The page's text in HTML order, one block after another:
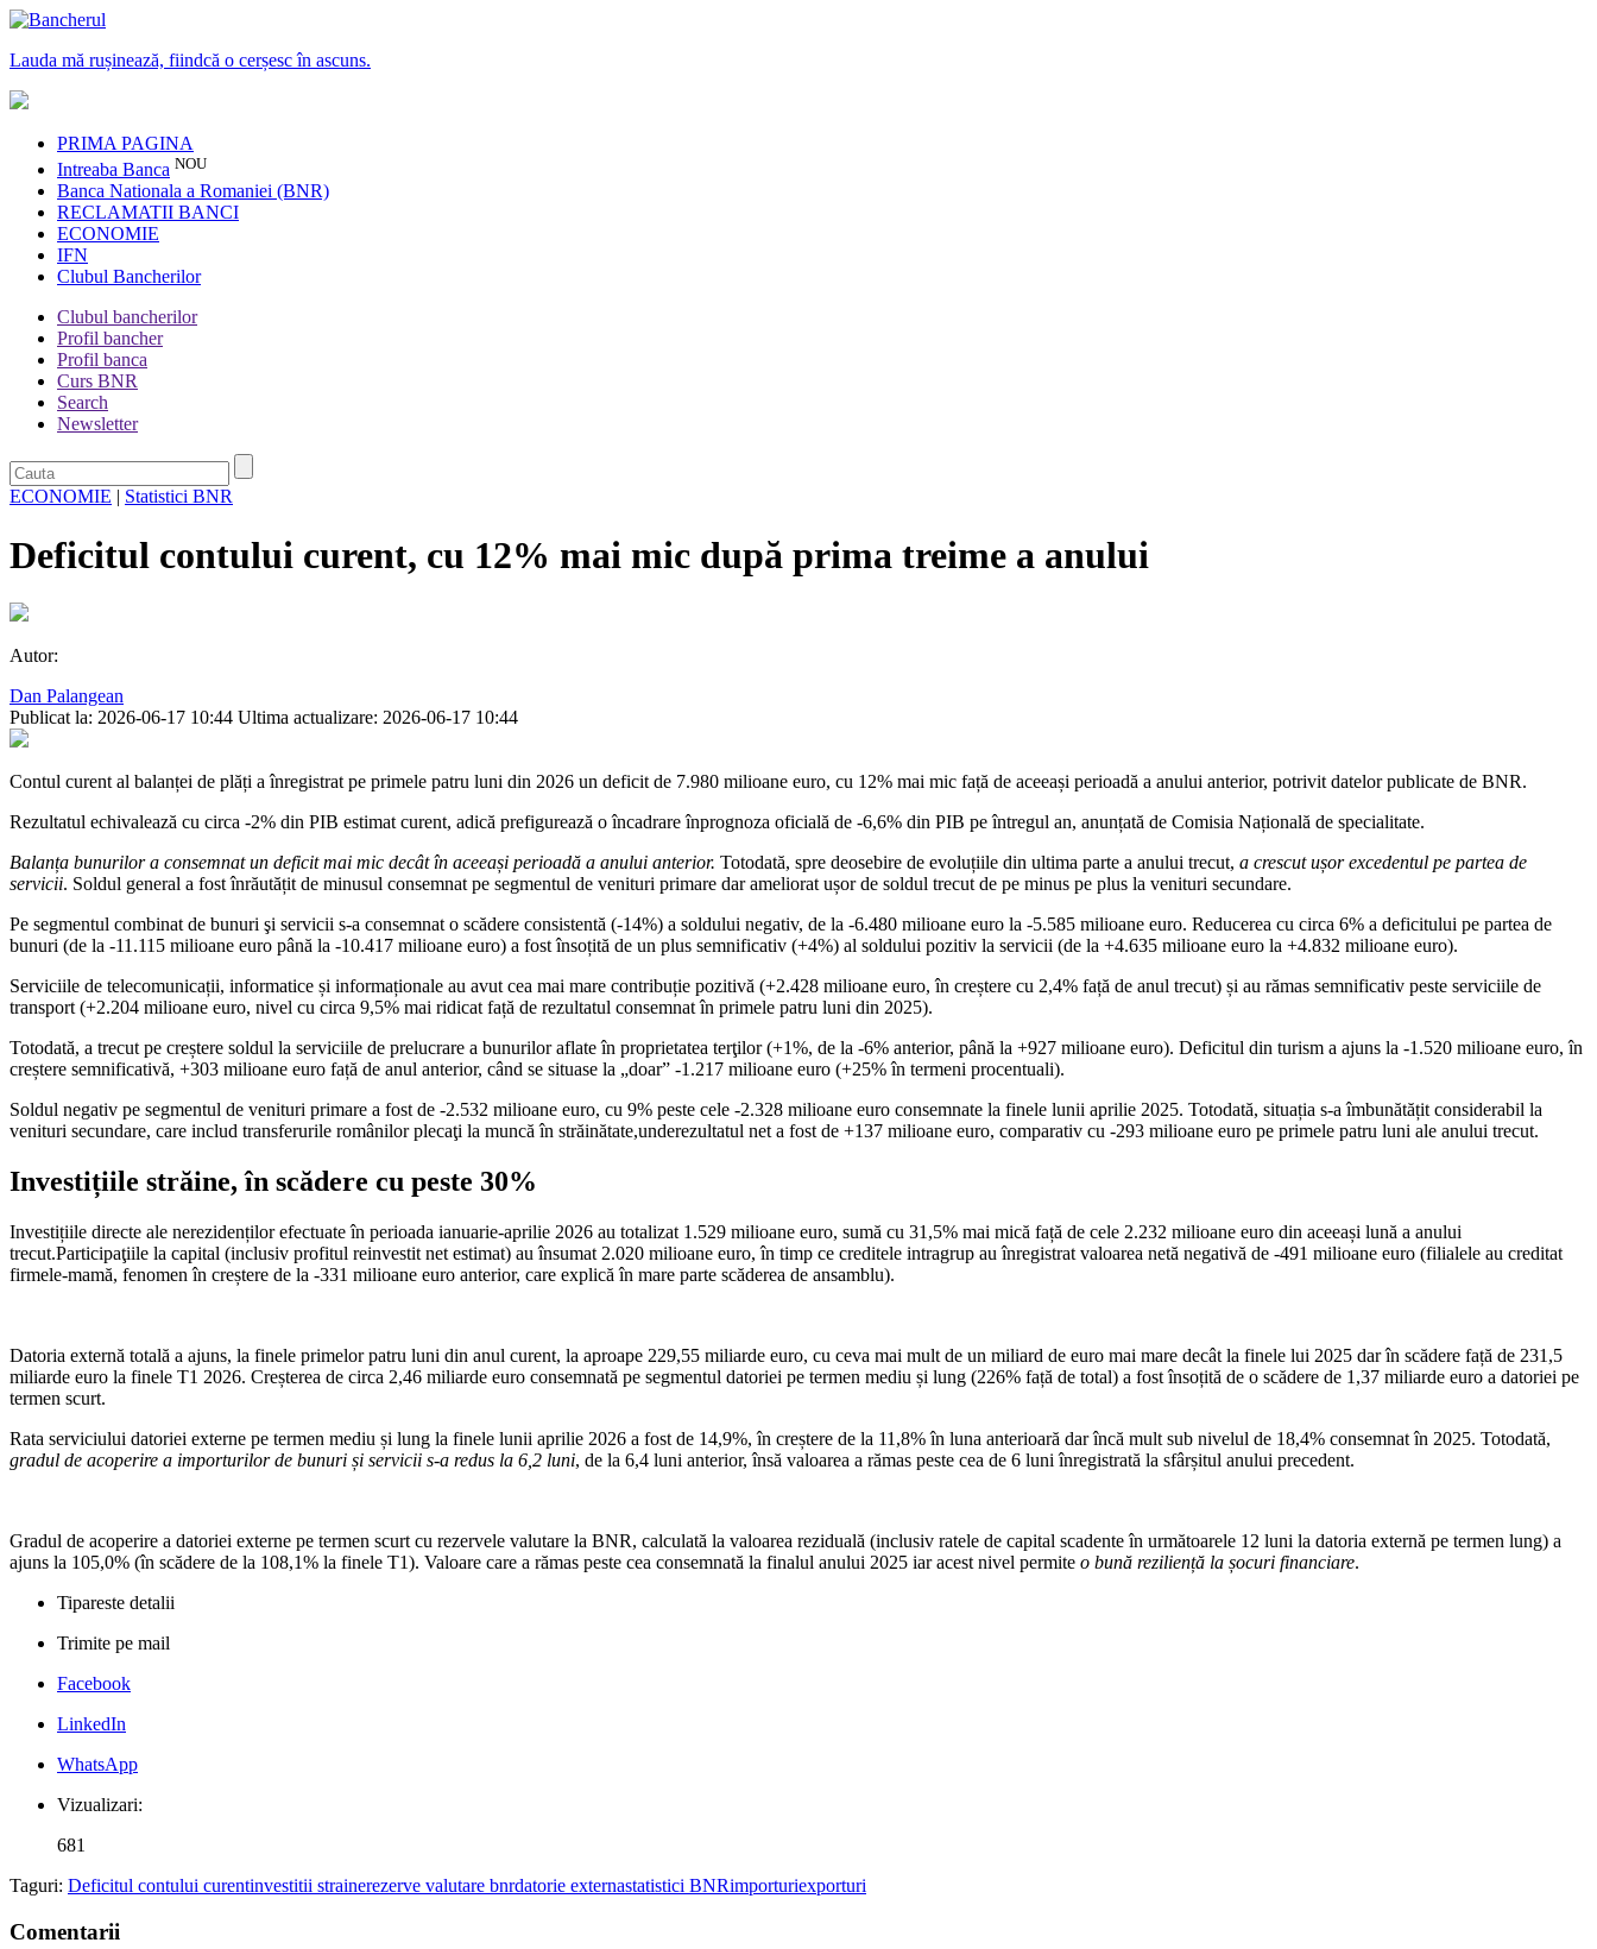
Lauda mă rușinează, fiindcă o cerșesc în ascuns.
PRIMA PAGINA
Intreaba Banca NOU
Banca Nationala a Romaniei (BNR)
RECLAMATII BANCI
ECONOMIE
IFN
Clubul Bancherilor
Clubul bancherilor
Profil bancher
Profil banca
Curs BNR
Search
Newsletter
ECONOMIE | Statistici BNR
Deficitul contului curent, cu 12% mai mic după prima treime a anului
Autor:
Dan Palangean
Publicat la: 2026-06-17 10:44 Ultima actualizare: 2026-06-17 10:44
Contul curent al balanței de plăți a înregistrat pe primele patru luni din 2026 un deficit de 7.980 milioane euro, cu 12% mai mic față de aceeași perioadă a anului anterior, potrivit datelor publicate de BNR.
Rezultatul echivalează cu circa -2% din PIB estimat curent, adică prefigurează o încadrare înprognoza oficială de -6,6% din PIB pe întregul an, anunțată de Comisia Națională de specialitate.
Balanța bunurilor a consemnat un deficit mai mic decât în aceeași perioadă a anului anterior. Totodată, spre deosebire de evoluțiile din ultima parte a anului trecut, a crescut ușor excedentul pe partea de
servicii. Soldul general a fost înrăutățit de minusul consemnat pe segmentul de venituri primare dar ameliorat ușor de soldul trecut de pe minus pe plus la venituri secundare.
Pe segmentul combinat de bunuri şi servicii s-a consemnat o scădere consistentă (-14%) a soldului negativ, de la -6.480 milioane euro la -5.585 milioane euro. Reducerea cu circa 6% a deficitului pe partea de
bunuri (de la -11.115 milioane euro până la -10.417 milioane euro) a fost însoțită de un plus semnificativ (+4%) al soldului pozitiv la servicii (de la +4.635 milioane euro la +4.832 milioane euro).
Serviciile de telecomunicații, informatice și informaționale au avut cea mai mare contribuție pozitivă (+2.428 milioane euro, în creștere cu 2,4% față de anul trecut) și au rămas semnificativ peste serviciile de
transport (+2.204 milioane euro, nivel cu circa 9,5% mai ridicat față de rezultatul consemnat în primele patru luni din 2025).
Totodată, a trecut pe creștere soldul la serviciile de prelucrare a bunurilor aflate în proprietatea terţilor (+1%, de la -6% anterior, până la +927 milioane euro). Deficitul din turism a ajuns la -1.520 milioane euro, în
creștere semnificativă, +303 milioane euro față de anul anterior, când se situase la „doar” -1.217 milioane euro (+25% în termeni procentuali).
Soldul negativ pe segmentul de venituri primare a fost de -2.532 milioane euro, cu 9% peste cele -2.328 milioane euro consemnate la finele lunii aprilie 2025. Totodată, situația s-a îmbunătățit considerabil la
venituri secundare, care includ transferurile românilor plecaţi la muncă în străinătate,underezultatul net a fost de +137 milioane euro, comparativ cu -293 milioane euro pe primele patru luni ale anului trecut.
Investițiile străine, în scădere cu peste 30%
Investițiile directe ale nerezidenților efectuate în perioada ianuarie-aprilie 2026 au totalizat 1.529 milioane euro, sumă cu 31,5% mai mică față de cele 2.232 milioane euro din aceeași lună a anului
trecut.Participaţiile la capital (inclusiv profitul reinvestit net estimat) au însumat 2.020 milioane euro, în timp ce creditele intragrup au înregistrat valoarea netă negativă de -491 milioane euro (filialele au creditat
firmele-mamă, fenomen în creștere de la -331 milioane euro anterior, care explică în mare parte scăderea de ansamblu).
Datoria externă totală a ajuns, la finele primelor patru luni din anul curent, la aproape 229,55 miliarde euro, cu ceva mai mult de un miliard de euro mai mare decât la finele lui 2025 dar în scădere față de 231,5
miliarde euro la finele T1 2026. Creșterea de circa 2,46 miliarde euro consemnată pe segmentul datoriei pe termen mediu și lung (226% față de total) a fost însoțită de o scădere de 1,37 miliarde euro a datoriei pe
termen scurt.
Rata serviciului datoriei externe pe termen mediu și lung la finele lunii aprilie 2026 a fost de 14,9%, în creștere de la 11,8% în luna anterioară dar încă mult sub nivelul de 18,4% consemnat în 2025. Totodată,
gradul de acoperire a importurilor de bunuri și servicii s-a redus la 6,2 luni, de la 6,4 luni anterior, însă valoarea a rămas peste cea de 6 luni înregistrată la sfârșitul anului precedent.
Gradul de acoperire a datoriei externe pe termen scurt cu rezervele valutare la BNR, calculată la valoarea reziduală (inclusiv ratele de capital scadente în următoarele 12 luni la datoria externă pe termen lung) a
ajuns la 105,0% (în scădere de la 108,1% la finele T1). Valoare care a rămas peste cea consemnată la finalul anului 2025 iar acest nivel permite o bună reziliență la șocuri financiare.
Tipareste detalii
Trimite pe mail
Facebook
LinkedIn
WhatsApp
Vizualizari:
681
Taguri: Deficitul contului curentinvestitii strainerezerve valutare bnrdatorie externastatistici BNRimporturiexporturi
Comentarii